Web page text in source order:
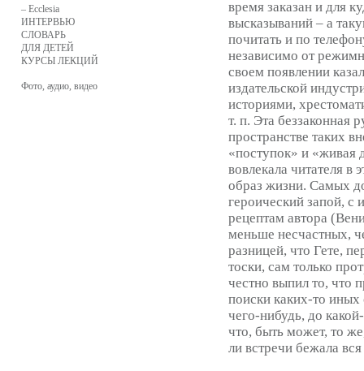
– Ecclesia
ИНТЕРВЬЮ
СЛОВАРЬ
ДЛЯ ДЕТЕЙ
КУРСЫ ЛЕКЦИЙ
Фото, аудио, видео
время заказан и для
высказываний – а
почитать и по
независимо от
своем появлении
издательской
историями,
т. п. Эта беззаконная
пространстве таких
«поступок» и «живая
вовлекала читателя в
образ жизни. Самых
героический запой, с
рецептам автора
меньше несчастных,
разницей, что Гете,
тоски, сам только
честно выпил то, что
поиски каких-то иных
чего-нибудь, до
что, быть может, то
ли встречи бежала